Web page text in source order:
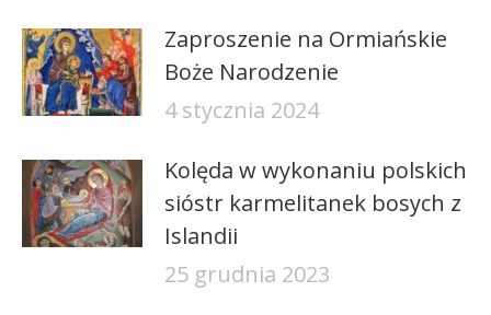
Zaproszenie na Ormiańskie
Boże Narodzenie
4 stycznia 2024
Kolęda w wykonaniu polskich
sióstr karmelitanek bosych z
Islandii
25 grudnia 2023